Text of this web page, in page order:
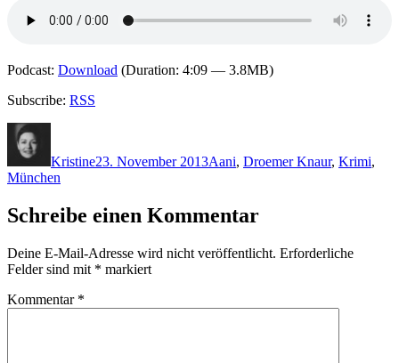
Podcast: Download (Duration: 4:09 — 3.8MB)
Subscribe: RSS
Kristine23. November 2013Aani, Droemer Knaur, Krimi,
München
Schreibe einen Kommentar
Deine E-Mail-Adresse wird nicht veröffentlicht. Erforderliche
Felder sind mit * markiert
Kommentar *